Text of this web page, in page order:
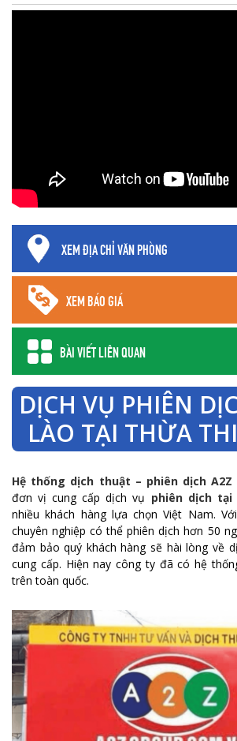
XEM ĐỊA CHỈ VĂN PHÒNG
XEM BÁO GIÁ
BÀI VIẾT LIÊN QUAN
DỊCH VỤ PHIÊN
LÀO TẠI THỪA
Hệ thống dịch thuật – phiên dịch A2Z
đơn vị cung cấp dịch vụ phiên dịch tại
nhiều khách hàng lựa chọn Việt Nam.
chuyên nghiệp có thể phiên dịch hơn 50
đảm bảo quý khách hàng sẽ hài lòng về
cung cấp. Hiện nay công ty đã có hệ
trên toàn quốc.